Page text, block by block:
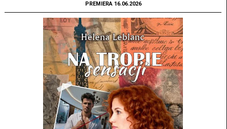
PREMIERA 16.06.2026